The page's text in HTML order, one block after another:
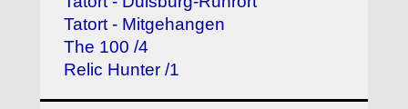
Tatort - Mitgehangen
The 100 /4
Relic Hunter /1